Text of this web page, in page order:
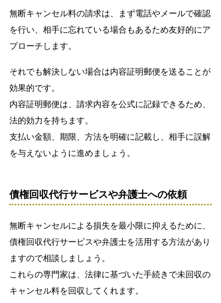
無断キャンセル料の請求は、まず電話やメールで確認
を行い、相手に忘れている場合もあるため友好的にア
プローチします。
それでも解決しない場合は内容証明郵便を送ることが
効果的です。
内容証明郵便は、請求内容を公式に記録できるため、
法的効力を持ちます。
支払い金額、期限、方法を明確に記載し、相手に誤解
を与えないように進めましょう。
債権回収代行サービスや弁護士への依頼
無断キャンセルによる損失を最小限に抑えるために、
債権回収代行サービスや弁護士を活用する方法があり
ますので相談しましょう。
これらの専門家は、法律に基づいた手続きで未回収の
キャンセル料を回収してくれます。